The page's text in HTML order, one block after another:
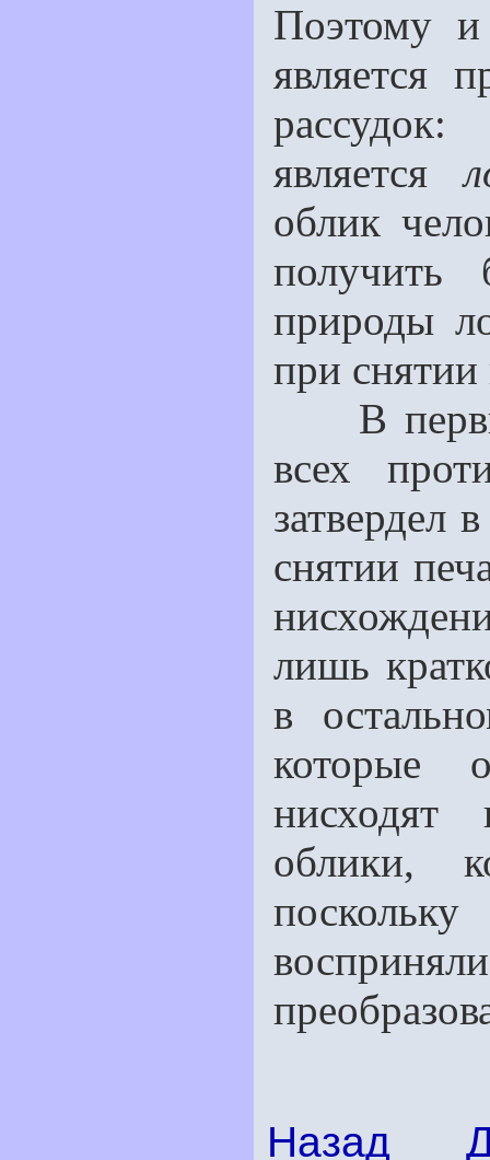
Поэтому и
является
является
облик
получить
природы
при
В
всех
затвердел
снятии
лишь
в
которые
облики,
Назад